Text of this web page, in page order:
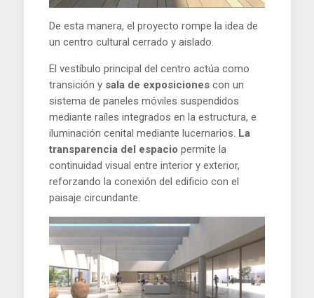
De esta manera, el proyecto rompe la idea de
un centro cultural cerrado y aislado.
El vestíbulo principal del centro actúa como
transición y sala de exposiciones con un
sistema de paneles móviles suspendidos
mediante raíles integrados en la estructura, e
iluminación cenital mediante lucernarios. La
transparencia del espacio permite la
continuidad visual entre interior y exterior,
reforzando la conexión del edificio con el
paisaje circundante.